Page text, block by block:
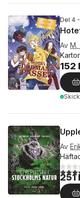
Del 4
Av M.
152
Av
4,4
251